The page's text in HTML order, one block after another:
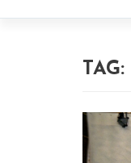
TAG: